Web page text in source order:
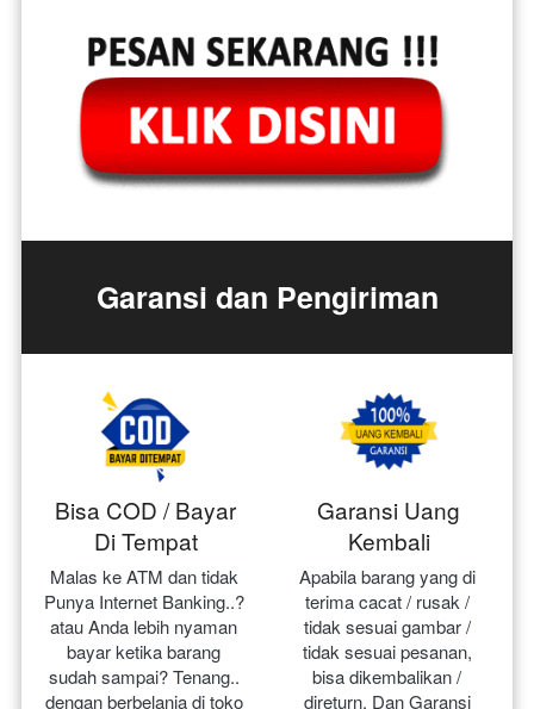
Garansi dan Pengiriman
Bisa COD / Bayar
Di Tempat
Malas ke ATM dan tidak
Punya Internet Banking..?
atau Anda lebih nyaman
bayar ketika barang
sudah sampai? Tenang..
dengan berbelanja di toko
Garansi Uang
Kembali
Apabila barang yang di
terima cacat / rusak /
tidak sesuai gambar /
tidak sesuai pesanan,
bisa dikembalikan /
direturn. Dan Garansi